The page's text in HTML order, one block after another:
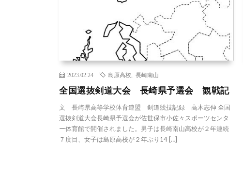
2023.02.24 島原高校 長崎南山
全国選抜剣道大会 長崎県予選会 観戦記
文 長崎県高等学校体育連盟 剣道競技記録 高木志伸 全国
選抜剣道大会長崎県予選会が佐世保市小佐々スポーツセンタ
ー体育館で開催されました。男子は長崎南山高校が２年連続
７度目、女子は島原高校が２年ぶり14 […]